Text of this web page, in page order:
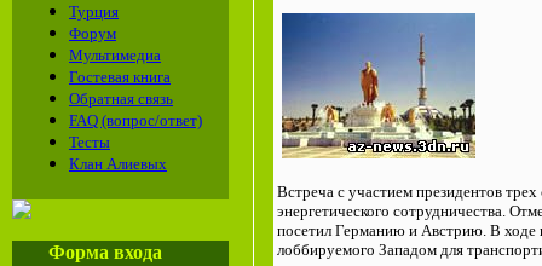
Турция
Форум
Мультимедиа
Гостевая книга
Обратная связь
FAQ (вопрос/ответ)
Тесты
Клан Алиевых
Форма входа
Встреча с участием президентов
энергетического сотрудничества.
посетил Германию и Австрию. В ходе
лоббируемого Западом для